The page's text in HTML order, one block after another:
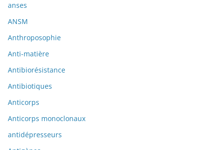
anses
ANSM
Anthroposophie
Anti-matière
Antibiorésistance
Antibiotiques
Anticorps
Anticorps monoclonaux
antidépresseurs